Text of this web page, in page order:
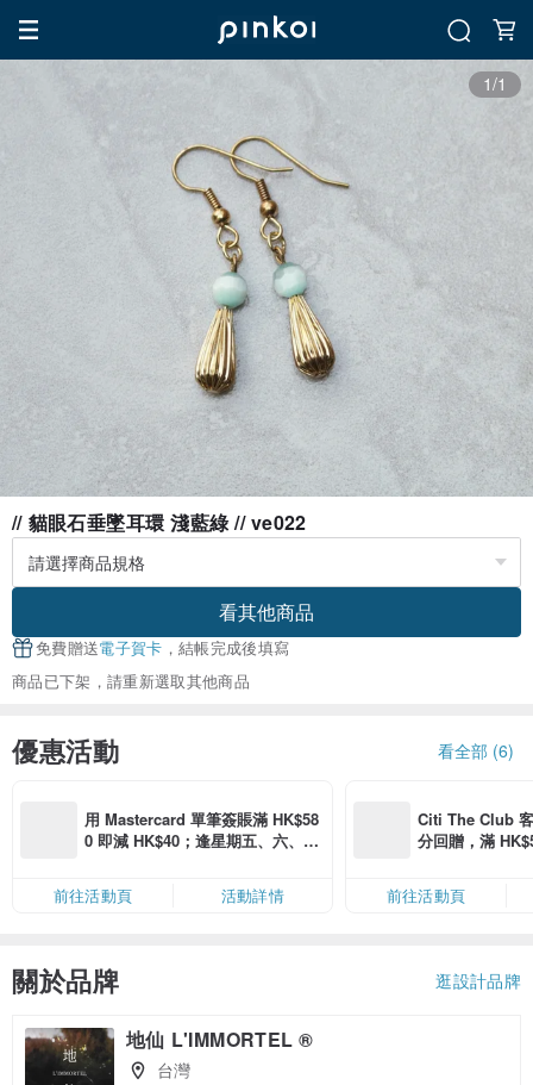
1/1
// 貓眼石垂墜耳環 淺藍綠 // ve022
看其他商品
免費贈送電子賀卡 ，結帳完成後填寫
商品已下架，請重新選取其他商品
優惠活動 看全部 (6)
用 Mastercard 單筆簽賬滿 HK$58
0 即減 HK$40；逢星期五、六、日
限，額滿即止，僅限「常用信用
卡」結帳）
前往活動頁 活動詳情
Citi The Club
分回贈，滿
前往活動頁
關於品牌 逛設計品牌
地仙 L'IMMORTEL ®
台灣